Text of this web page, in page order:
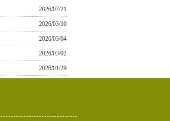
2026/07/21
2026/03/10
2026/03/04
2026/03/02
2026/01/29